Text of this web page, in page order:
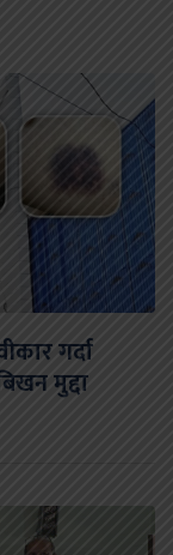
गर्दा
मुद्दा